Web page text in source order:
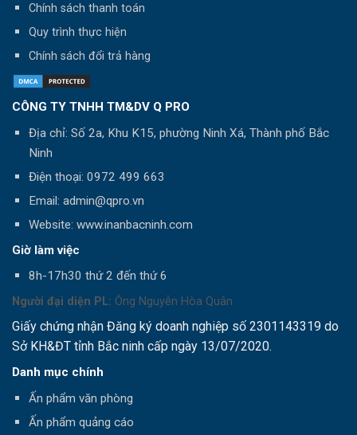
Chính sách thanh toán
Quy trình thực hiện
Chính sách đổi trả hàng
CÔNG TY TNHH TM&DV Q PRO
Địa chỉ: Số 2a, Khu K15, phường Ninh Xá, Thành phố Bắc
Ninh
Điện thoại: 0972 499 663
Email: admin@qpro.vn
Website: www.inanbacninh.com
Giờ làm việc
8h-17h30 thứ 2 đến thứ 6
Người đại diện PL: Ông Nguyễn Hòa Quân
Giấy chứng nhận Đăng ký doanh nghiệp số 2301143319 do
Sở KH&ĐT tỉnh Bắc ninh cấp ngày 13/07/2020.
Danh mục chính
Ấn phẩm văn phòng
Ấn phẩm quảng cáo